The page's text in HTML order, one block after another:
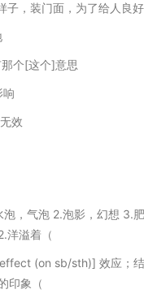
子，装门面，为了给人良
个[这个]意思
响
效
泡，气泡 2.泡影，幻想 3.
洋溢着（
(on sb/sth)] 效应；
印象（